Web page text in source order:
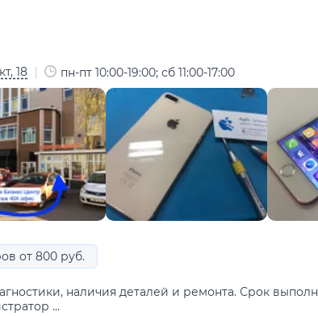
18 пн-пт 10:00-19:00; сб 11:00-17:00
от 800 руб.
наличия деталей и ремонта. Срок
...